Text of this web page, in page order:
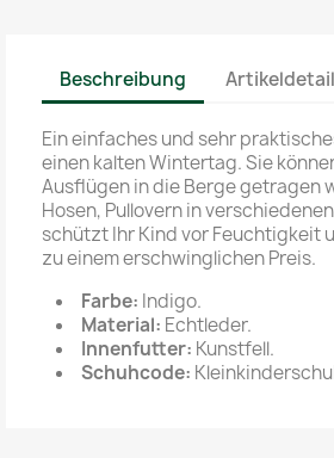
Beschreibung
Ein einfaches und sehr
einen kalten Wintertag. Sie
Ausflügen in die Berge getragen
Hosen, Pullovern in
schützt Ihr Kind vor Feuchtigkeit
zu einem erschwinglichen Preis.
Farbe: Indigo.
Material: Echtleder.
Innenfutter: Kunstfell.
Schuhcode: